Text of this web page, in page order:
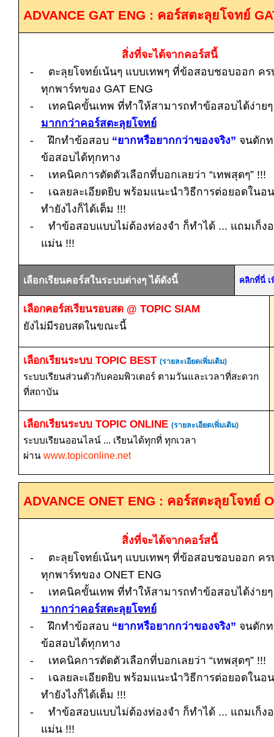
ADVANCE GAT ENG : คอร์สตะลุยโจทย์
สิ่งที่จะได้จากคอร์สนี้
-
ตะลุยโจทย์เน้นๆ แบบเทพๆ ที่ข้อสอบชอบออก ค
ทุกพาร์ทของ GAT ENG
-
เทคนิคขั้นเทพ ที่ทำให้สามารถทำข้อสอบได้ง่าย
มากกว่าคอร์สตะลุยโจทย์
-
ฝึกทำข้อสอบ “ยากหรือยากกว่าของจริง” จนดัก
ข้อสอบได้ทุกทาง
-
เทคนิคการตัดตัวเลือกที่บอกเลยว่า “เทพสุดๆ” !!!
-
เฉลยละเอียดยิบ พร้อมแนะนำวิธีการต่อยอดในอ
ทำยังไงก็ได้เต็ม !!!
-
ทำข้อสอบแบบไม่ต้องท่องจำ ก็ทำได้ ... แถมเก็ง
แม่น !!!
เลือกเรียนคอร์สในระบบต่างๆ ได้ดังนี้ คลิกที่นี่ เ
เลือกคอร์สเรียนรอบสด @ TOPIC SIAM
ยังไม่มีรอบสดในขณะนี้
เลือกเรียนระบบTOPIC BEST (รายละเอียดเพิ่มเติม)
ระบบเรียนส่วนตัวกับคอมพิวเตอร์ ตามวันและเวลาที่สะดวก
ที่สถาบัน
เลือกเรียนระบบTOPIC ONLINE (รายละเอียดเพิ่มเติม)
ระบบเรียนออนไลน์ ... เรียนได้ทุกที่ ทุกเวลา
ผ่านwww.topiconline.net
ADVANCE ONET ENG : คอร์สตะลุยโจทย์
สิ่งที่จะได้จากคอร์สนี้
-
ตะลุยโจทย์เน้นๆ แบบเทพๆ ที่ข้อสอบชอบออก ค
ทุกพาร์ทของ ONET ENG
-
เทคนิคขั้นเทพ ที่ทำให้สามารถทำข้อสอบได้ง่าย
มากกว่าคอร์สตะลุยโจทย์
-
ฝึกทำข้อสอบ “ยากหรือยากกว่าของจริง” จนดัก
ข้อสอบได้ทุกทาง
-
เทคนิคการตัดตัวเลือกที่บอกเลยว่า “เทพสุดๆ” !!!
-
เฉลยละเอียดยิบ พร้อมแนะนำวิธีการต่อยอดในอ
ทำยังไงก็ได้เต็ม !!!
-
ทำข้อสอบแบบไม่ต้องท่องจำ ก็ทำได้ ... แถมเก็ง
แม่น !!!